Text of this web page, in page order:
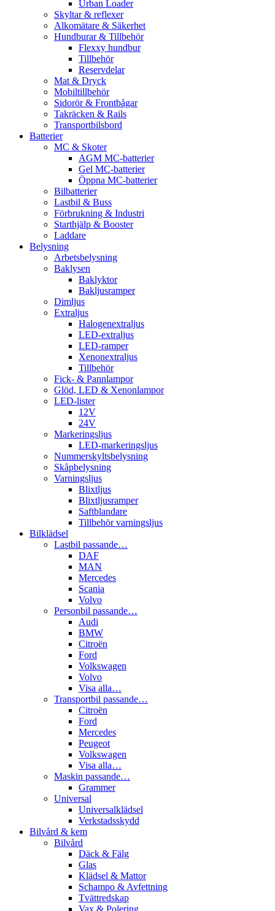
Urban Loader
Skyltar & reflexer
Alkomätare & Säkerhet
Hundburar & Tillbehör
Flexxy hundbur
Tillbehör
Reservdelar
Mat & Dryck
Mobiltillbehör
Sidorör & Frontbågar
Takräcken & Rails
Transportbilsbord
Batterier
MC & Skoter
AGM MC-batterier
Gel MC-batterier
Öppna MC-batterier
Bilbatterier
Lastbil & Buss
Förbrukning & Industri
Starthjälp & Booster
Laddare
Belysning
Arbetsbelysning
Baklysen
Baklyktor
Bakljusramper
Dimljus
Extraljus
Halogenextraljus
LED-extraljus
LED-ramper
Xenonextraljus
Tillbehör
Fick- & Pannlampor
Glöd, LED & Xenonlampor
LED-lister
12V
24V
Markeringsljus
LED-markeringsljus
Nummerskyltsbelysning
Skåpbelysning
Varningsljus
Blixtljus
Blixtljusramper
Saftblandare
Tillbehör varningsljus
Bilklädsel
Lastbil passande…
DAF
MAN
Mercedes
Scania
Volvo
Personbil passande…
Audi
BMW
Citroën
Ford
Volkswagen
Volvo
Visa alla…
Transportbil passande…
Citroën
Ford
Mercedes
Peugeot
Volkswagen
Visa alla…
Maskin passande…
Grammer
Universal
Universalklädsel
Verkstadsskydd
Bilvård & kem
Bilvård
Däck & Fälg
Glas
Klädsel & Mattor
Schampo & Avfettning
Tvättredskap
Vax & Polering